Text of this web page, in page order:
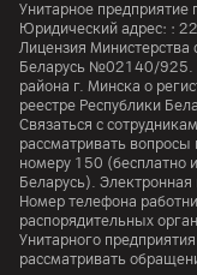
Унитарное предприятие
Юридический адрес: :
Лицензия Министерства
Беларусь №02140/925.
района г. Минска о
реестре Республики
Связаться с
рассматривать
номеру 150 (бесплатно
Беларусь). Электронная
Номер телефона
распорядительных
Унитарного
рассматривать